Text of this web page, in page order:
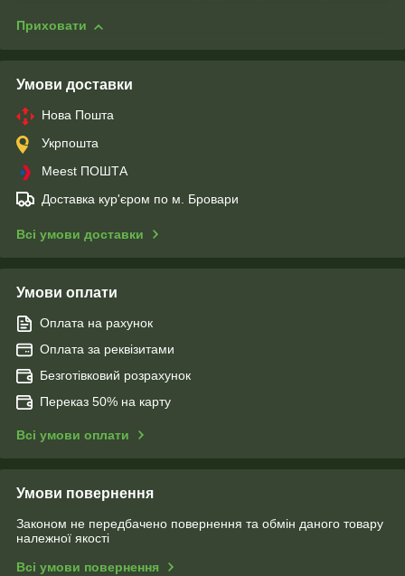
Приховати
Умови доставки
Нова Пошта
Укрпошта
Meest ПОШТА
Доставка кур'єром по м. Бровари
Всі умови доставки
Умови оплати
Оплата на рахунок
Оплата за реквізитами
Безготівковий розрахунок
Переказ 50% на карту
Всі умови оплати
Умови повернення
Законом не передбачено повернення та обмін даного товару
належної якості
Всі умови повернення